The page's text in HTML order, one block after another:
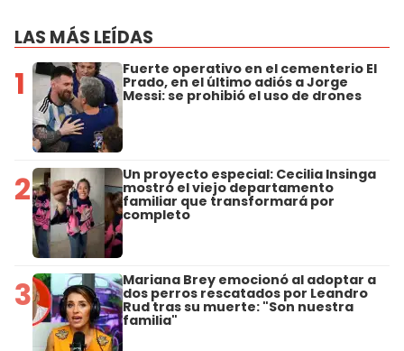
LAS MÁS LEÍDAS
1 Fuerte operativo en el cementerio El
Prado, en el último adiós a Jorge
Messi: se prohibió el uso de drones
2 Un proyecto especial: Cecilia Insinga
mostró el viejo departamento
familiar que transformará por
completo
3 Mariana Brey emocionó al adoptar a
dos perros rescatados por Leandro
Rud tras su muerte: "Son nuestra
familia"